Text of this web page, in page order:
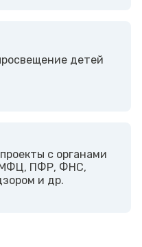
детей
с органами
МФЦ, ПФР, ФНС,
и др.